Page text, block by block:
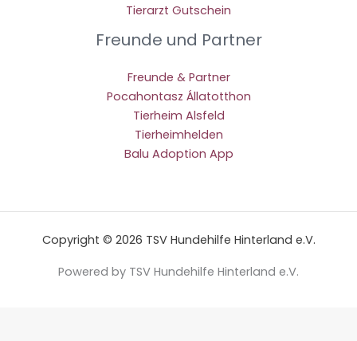
Tierarzt Gutschein
Freunde und Partner
Freunde & Partner
Pocahontasz Állatotthon
Tierheim Alsfeld
Tierheimhelden
Balu Adoption App
Copyright © 2026 TSV Hundehilfe Hinterland e.V.
Powered by TSV Hundehilfe Hinterland e.V.